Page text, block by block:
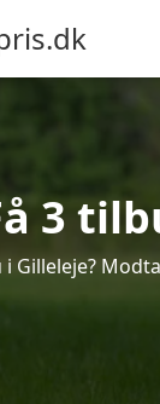
3
i Gilleleje?